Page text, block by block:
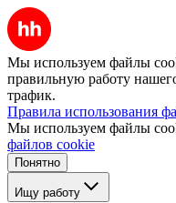
Мы используем файлы
правильную работу
трафик.
Правила использования
Мы используем файлы
файлов cookie
Понятно
Ищу работу